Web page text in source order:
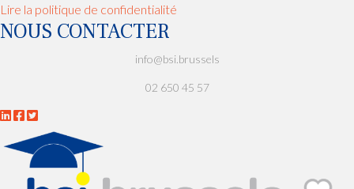
Lire la politique de confidentialité
NOUS CONTACTER
info@bsi.brussels
02 650 45 57